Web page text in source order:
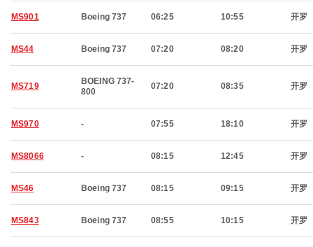
MS901 Boeing 737 06:25 10:55 开罗
MS44 Boeing 737 07:20 08:20 开罗
MS719
BOEING 737-
800
07:20 08:35 开罗
MS970 - 07:55 18:10 开罗
MS8066 - 08:15 12:45 开罗
MS46 Boeing 737 08:15 09:15 开罗
MS843 Boeing 737 08:55 10:15 开罗